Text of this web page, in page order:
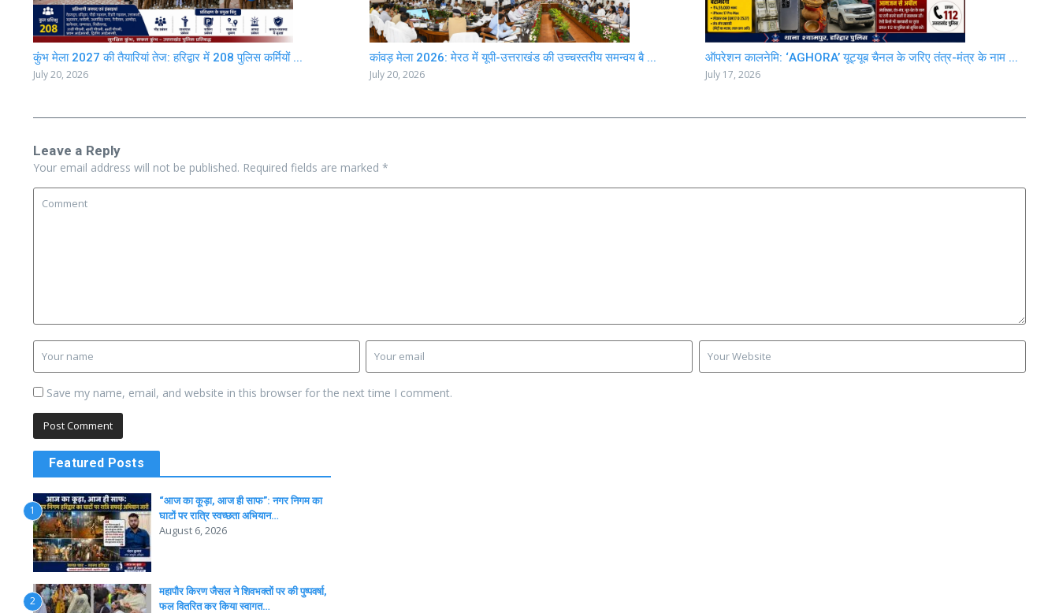
कुंभ मेला 2027 की तैयारियां तेज: हरिद्वार में 208 पुलिस कर्मियों ...
July 20, 2026
कांवड़ मेला 2026: मेरठ में यूपी-उत्तराखंड की उच्चस्तरीय समन्वय बै ...
July 20, 2026
ऑपरेशन कालनेमि: ‘AGHORA’ यूट्यूब चैनल के जरिए तंत्र-मंत्र के नाम ...
July 17, 2026
Leave a Reply
Your email address will not be published. Required fields are marked *
Save my name, email, and website in this browser for the next time I comment.
Featured Posts
1
“आज का कूड़ा, आज ही साफ”: नगर निगम का
घाटों पर रात्रि स्वच्छता अभियान…
August 6, 2026
2
महापौर किरण जैसल ने शिवभक्तों पर की पुष्पवर्षा,
फल वितरित कर किया स्वागत…